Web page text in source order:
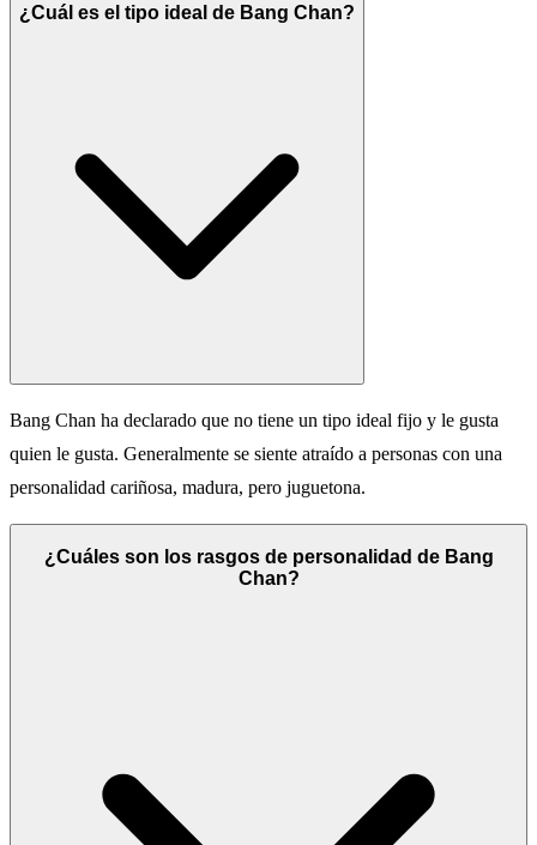
¿Cuál es el tipo ideal de Bang Chan?
Bang Chan ha declarado que no tiene un tipo ideal fijo y le gusta
quien le gusta. Generalmente se siente atraído a personas con una
personalidad cariñosa, madura, pero juguetona.
¿Cuáles son los rasgos de personalidad de Bang
Chan?